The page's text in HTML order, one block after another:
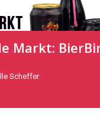
Markt:
Scheffer